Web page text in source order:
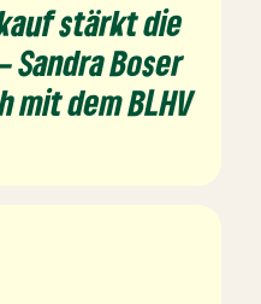
stärkt die
Sandra Boser
mit dem BLHV